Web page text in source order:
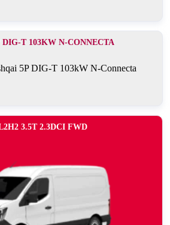
T 103KW N-CONNECTA
3.5T 2.3DCI FWD